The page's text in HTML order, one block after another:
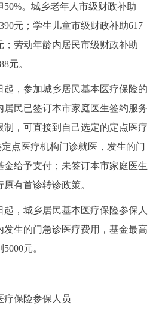
。城乡老年人市级财政补助
元；学生儿童市级财政补助617
；劳动年龄内居民市级财政补助
元。
，参加城乡居民基本医疗保险的
民已签订本市家庭医生签约服务
，可直接到自己选定的定点医疗
点医疗机构门诊就医，发生的门
给予支付；未签订本市家庭医生
有首诊转诊政策。
，城乡居民基本医疗保险参保人
发生的门急诊医疗费用，基金最高
元。
保险参保人员